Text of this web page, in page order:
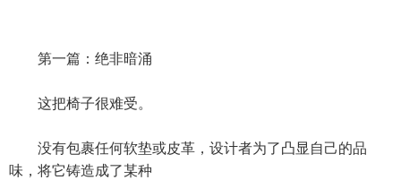
第一篇：绝非暗涌
这把椅子很难受。
没有包裹任何软垫或皮革，设计者为了凸显自己的品
味，将它铸造成了某种